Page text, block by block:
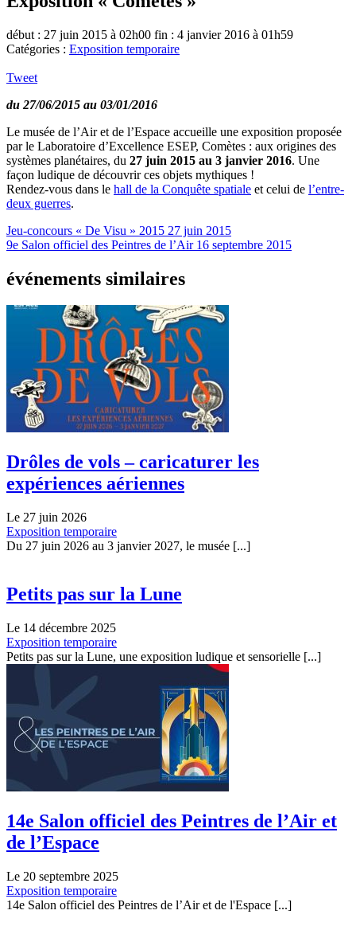
début : 27 juin 2015 à 02h00 fin : 4 janvier 2016 à 01h59
Catégories : Exposition temporaire
Tweet
du 27/06/2015 au 03/01/2016
Le musée de l’Air et de l’Espace accueille une exposition proposée
par le Laboratoire d’Excellence ESEP, Comètes : aux origines des
systèmes planétaires, du 27 juin 2015 au 3 janvier 2016. Une
façon ludique de découvrir ces objets mythiques !
Rendez-vous dans le hall de la Conquête spatiale et celui de l’entre-
deux guerres.
Jeu-concours « De Visu » 2015 27 juin 2015
9e Salon officiel des Peintres de l’Air 16 septembre 2015
événements similaires
Drôles de vols – caricaturer les
expériences aériennes
Le 27 juin 2026
Exposition temporaire
Du 27 juin 2026 au 3 janvier 2027, le musée [...]
Petits pas sur la Lune
Le 14 décembre 2025
Exposition temporaire
Petits pas sur la Lune, une exposition ludique et sensorielle [...]
14e Salon officiel des Peintres de l’Air et
de l’Espace
Le 20 septembre 2025
Exposition temporaire
14e Salon officiel des Peintres de l’Air et de l'Espace [...]